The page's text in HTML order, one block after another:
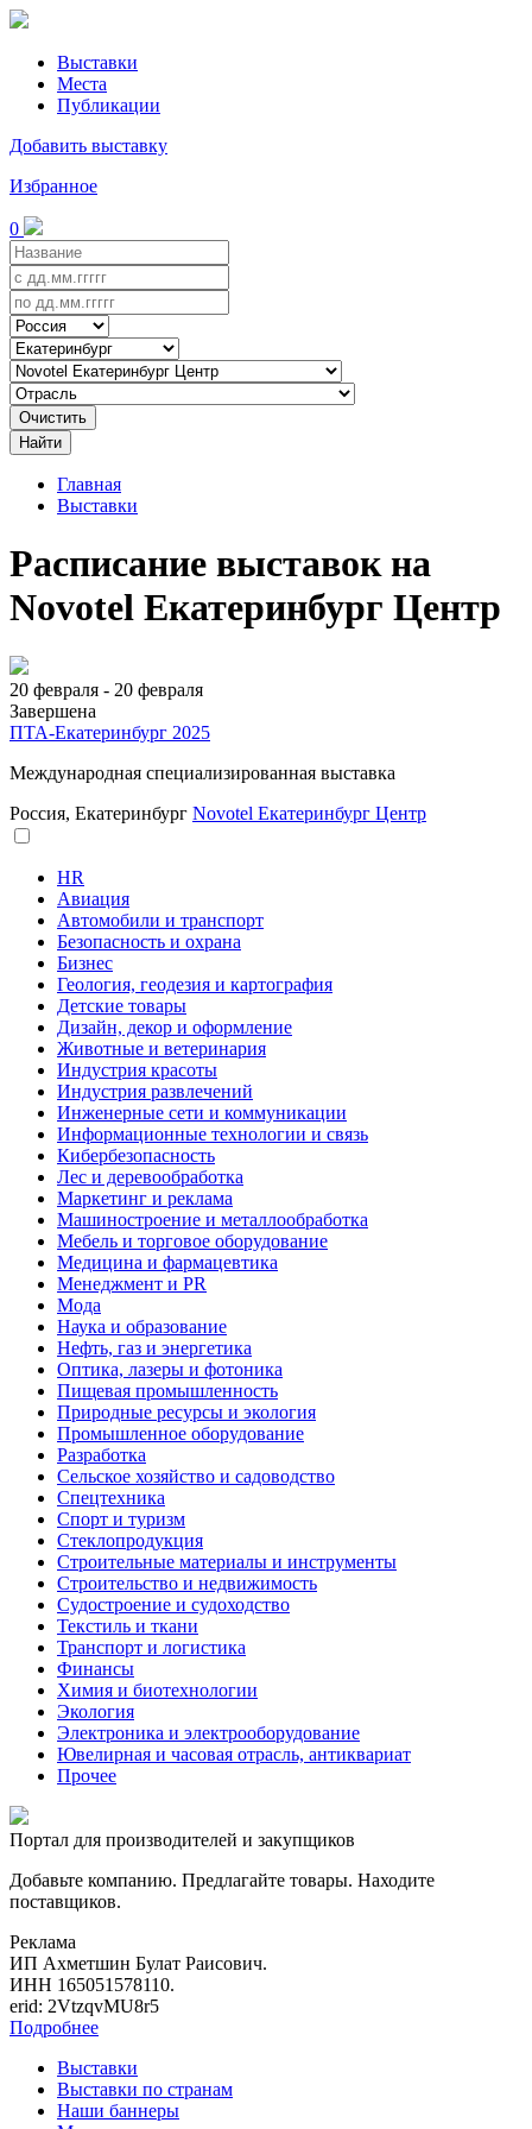
Выставки
Места
Публикации
Добавить выставку
Избранное
0
Очистить
Найти
Главная
Выставки
Расписание выставок на
Novotel Екатеринбург Центр
20 февраля - 20 февраля
Завершена
ПТА-Екатеринбург 2025
Международная специализированная выставка
Россия, Екатеринбург Novotel Екатеринбург Центр
HR
Авиация
Автомобили и транспорт
Безопасность и охрана
Бизнес
Геология, геодезия и картография
Детские товары
Дизайн, декор и оформление
Животные и ветеринария
Индустрия красоты
Индустрия развлечений
Инженерные сети и коммуникации
Информационные технологии и связь
Кибербезопасность
Лес и деревообработка
Маркетинг и реклама
Машиностроение и металлообработка
Мебель и торговое оборудование
Медицина и фармацевтика
Менеджмент и PR
Мода
Наука и образование
Нефть, газ и энергетика
Оптика, лазеры и фотоника
Пищевая промышленность
Природные ресурсы и экология
Промышленное оборудование
Разработка
Сельское хозяйство и садоводство
Спецтехника
Спорт и туризм
Стеклопродукция
Строительные материалы и инструменты
Строительство и недвижимость
Судостроение и судоходство
Текстиль и ткани
Транспорт и логистика
Финансы
Химия и биотехнологии
Экология
Электроника и электрооборудование
Ювелирная и часовая отрасль, антиквариат
Прочее
Портал для производителей и закупщиков
Добавьте компанию. Предлагайте товары. Находите
поставщиков.
Реклама
ИП Ахметшин Булат Раисович.
ИНН 165051578110.
erid: 2VtzqvMU8r5
Подробнее
Выставки
Выставки по странам
Наши баннеры